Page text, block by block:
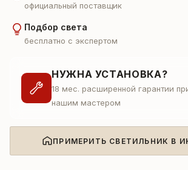
официальный поставщик
Подбор света
бесплатно с экспертом
НУЖНА УСТАНОВКА?
18 мес. расширенной гарантии
нашим мастером
ПРИМЕРИТЬ СВЕТИЛЬНИК В